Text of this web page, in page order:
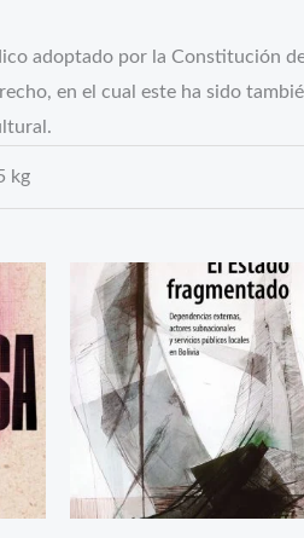
adoptado por la Constitución
en el cual este ha sido
kg